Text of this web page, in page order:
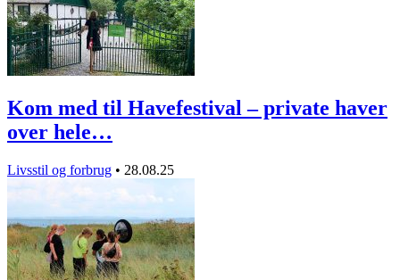
Kom med til Havefestival – private haver
over hele…
Livsstil og forbrug • 28.08.25